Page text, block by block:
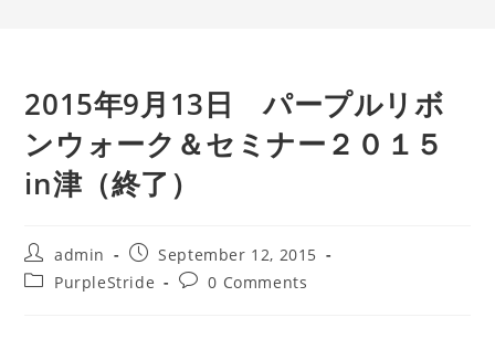
2015年9月13日 パープルリボ
ンウォーク＆セミナー２０１５
in津（終了）
Post
author:
admin
Post
published:
September 12, 2015
PostPurpleStride
Post0 Comments